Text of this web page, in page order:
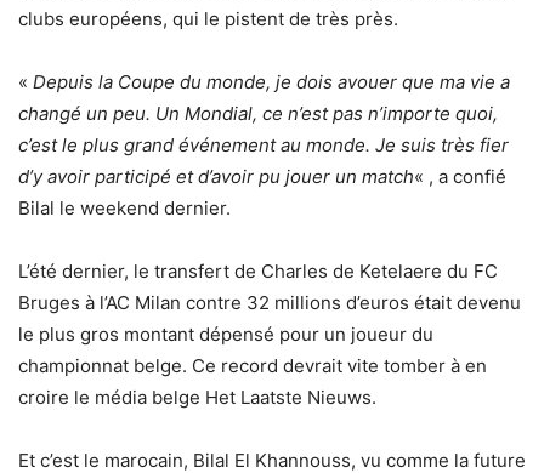
clubs européens, qui le pistent de très près.
« Depuis la Coupe du monde, je dois avouer que ma vie a
changé un peu. Un Mondial, ce n’est pas n’importe quoi,
c’est le plus grand événement au monde. Je suis très fier
d’y avoir participé et d’avoir pu jouer un match« , a confié
Bilal le weekend dernier.
L’été dernier, le transfert de Charles de Ketelaere du FC
Bruges à l’AC Milan contre 32 millions d’euros était devenu
le plus gros montant dépensé pour un joueur du
championnat belge. Ce record devrait vite tomber à en
croire le média belge Het Laatste Nieuws.
Et c’est le marocain, Bilal El Khannouss, vu comme la future